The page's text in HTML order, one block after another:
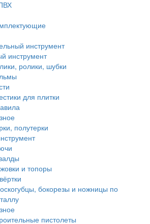
инструмент
инструмент
ролики, шубки
для плитки
полутерки
и топоры
бокорезы и ножницы по
пистолеты